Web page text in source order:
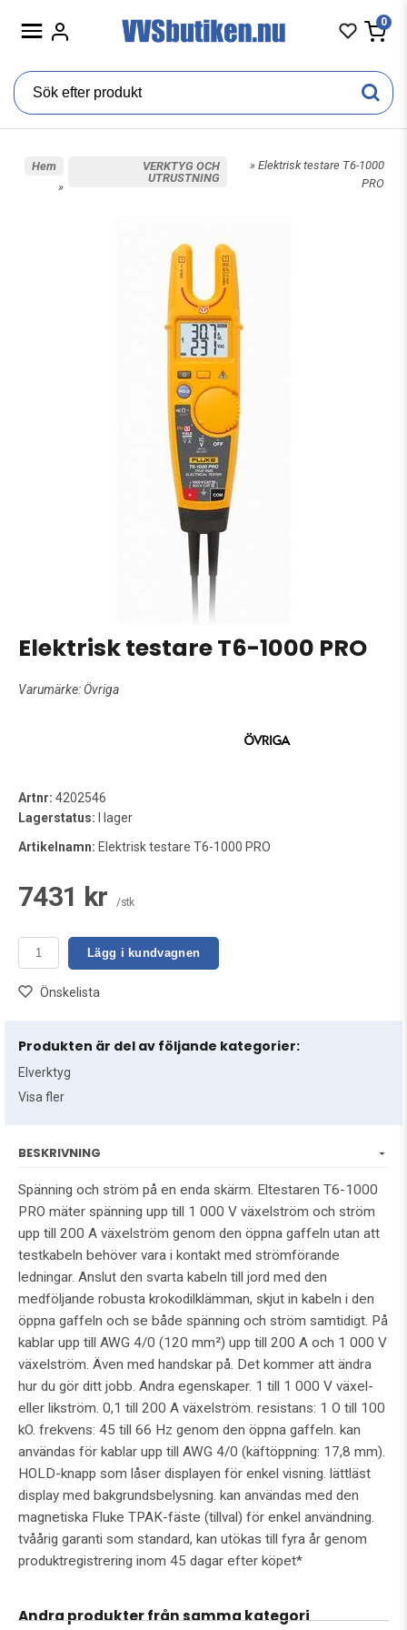
0
Hem
»
VERKTYG OCH
UTRUSTNING
» Elektrisk testare T6-1000
PRO
Elektrisk testare T6-1000 PRO
Varumärke: Övriga
Artnr: 4202546
Lagerstatus: I lager
Artikelnamn: Elektrisk testare T6-1000 PRO
7431 kr /stk
Lägg i kundvagnen
Önskelista
Produkten är del av följande kategorier:
Elverktyg
Visa fler
BESKRIVNING
Spänning och ström på en enda skärm. Eltestaren T6-1000
PRO mäter spänning upp till 1 000 V växelström och ström
upp till 200 A växelström genom den öppna gaffeln utan att
testkabeln behöver vara i kontakt med strömförande
ledningar. Anslut den svarta kabeln till jord med den
medföljande robusta krokodilklämman, skjut in kabeln i den
öppna gaffeln och se både spänning och ström samtidigt. På
kablar upp till AWG 4/0 (120 mm²) upp till 200 A och 1 000 V
växelström. Även med handskar på. Det kommer att ändra
hur du gör ditt jobb. Andra egenskaper. 1 till 1 000 V växel-
eller likström. 0,1 till 200 A växelström. resistans: 1 O till 100
kO. frekvens: 45 till 66 Hz genom den öppna gaffeln. kan
användas för kablar upp till AWG 4/0 (käftöppning: 17,8 mm).
HOLD-knapp som låser displayen för enkel visning. lättläst
display med bakgrundsbelysning. kan användas med den
magnetiska Fluke TPAK-fäste (tillval) för enkel användning.
tvåårig garanti som standard, kan utökas till fyra år genom
produktregistrering inom 45 dagar efter köpet*
Andra produkter från samma kategori